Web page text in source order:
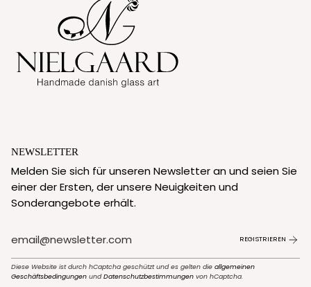
NEWSLETTER
Melden Sie sich für unseren Newsletter an und seien Sie
einer der Ersten, der unsere Neuigkeiten und
Sonderangebote erhält.
REGISTRIEREN
Diese Website ist durch hCaptcha geschützt und es gelten die allgemeinen
Geschäftsbedingungen undDatenschutzbestimmungen von hCaptcha.